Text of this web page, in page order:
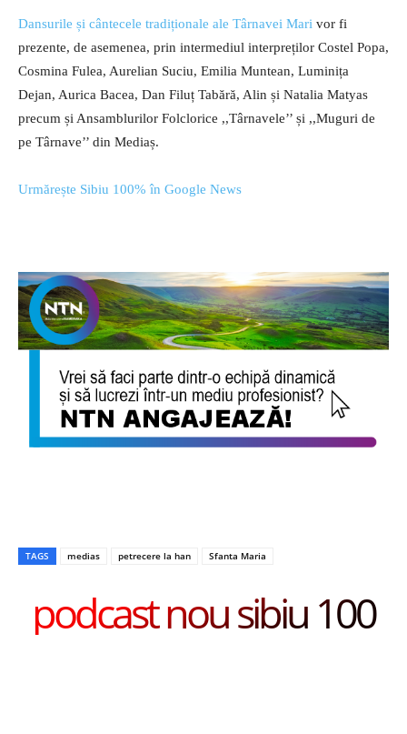
Dansurile și cântecele tradiționale ale Târnavei Mari vor fi
prezente, de asemenea, prin intermediul interpreților Costel Popa,
Cosmina Fulea, Aurelian Suciu, Emilia Muntean, Luminița
Dejan, Aurica Bacea, Dan Filuț Tabără, Alin și Natalia Matyas
precum și Ansamblurilor Folclorice ,,Târnavele’’ și ,,Muguri de
pe Târnave’’ din Mediaș.
Urmărește Sibiu 100% în Google News
TAGS medias petrecere la han Sfanta Maria
podcast nou sibiu 100